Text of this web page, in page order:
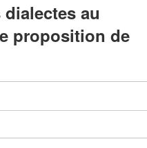
au
proposition de